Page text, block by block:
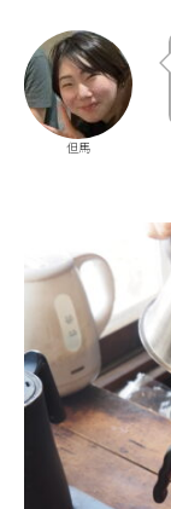
但馬